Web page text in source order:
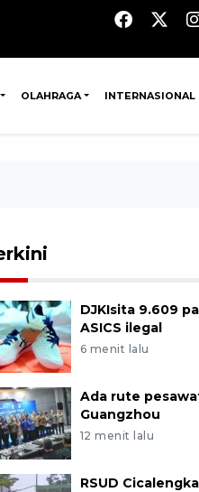
OLAHRAGA INTERNASIONAL
DJKIsita 9.609
ASICS ilegal
6 menit lalu
Ada rute
Guangzhou
12 menit lalu
RSUD